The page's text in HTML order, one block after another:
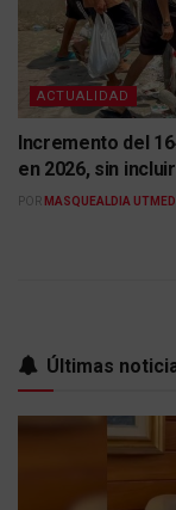
ACTUALIDAD
Incremento del
en 2026, sin
POR MASQUEALDIA
Últimas